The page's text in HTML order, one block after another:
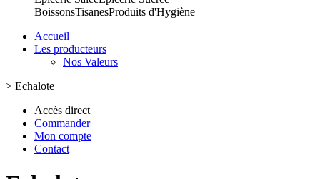
BoissonsTisanesProduits d'Hygiène
Accueil
Les producteurs
Nos Valeurs
> Echalote
Accès direct
Commander
Mon compte
Contact